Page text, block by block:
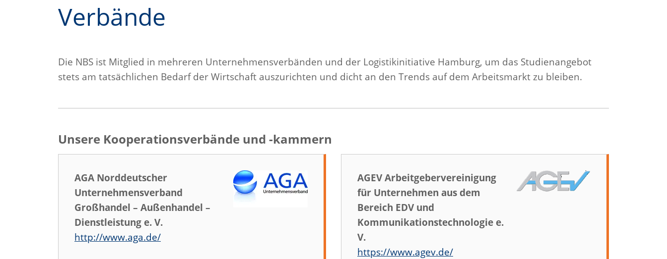
Verbände
Die NBS ist Mitglied in mehreren Unternehmensverbänden und der Logistikinitiative Hamburg, um das Studienangebot
stets am tatsächlichen Bedarf der Wirtschaft auszurichten und dicht an den Trends auf dem Arbeitsmarkt zu bleiben.
Unsere Kooperationsverbände und -kammern
AGA Norddeutscher
Unternehmensverband
Großhandel – Außenhandel –
Dienstleistung e. V.
http://www.aga.de/
AGEV Arbeitgebervereinigung
für Unternehmen aus dem
Bereich EDV und
Kommunikationstechnologie e.
V.
https://www.agev.de/